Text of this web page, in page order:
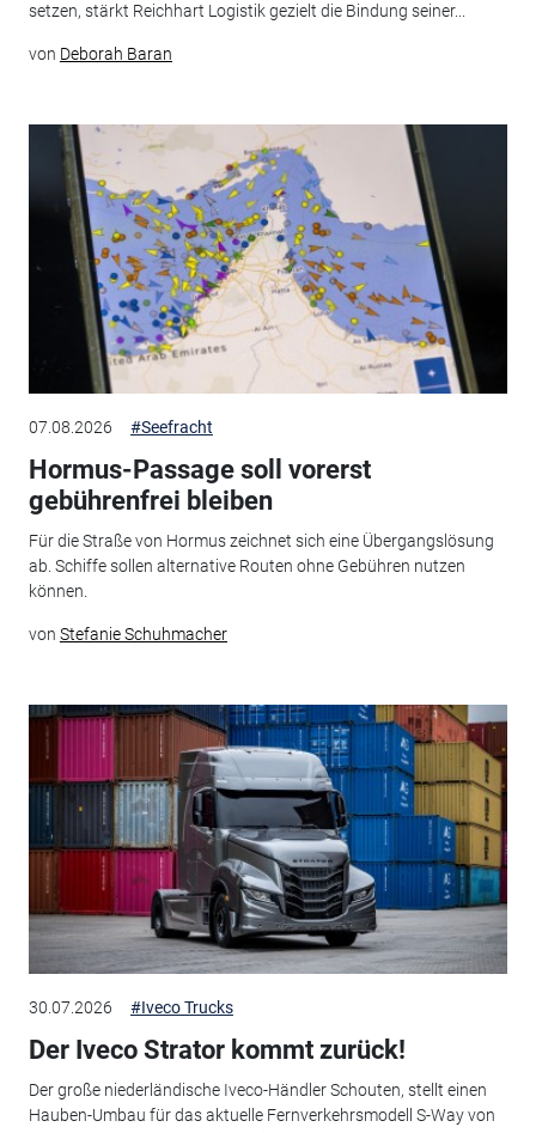
setzen, stärkt Reichhart Logistik gezielt die Bindung seiner...
von Deborah Baran
07.08.2026 #Seefracht
Hormus-Passage soll vorerst
gebührenfrei bleiben
Für die Straße von Hormus zeichnet sich eine Übergangslösung
ab. Schiffe sollen alternative Routen ohne Gebühren nutzen
können.
von Stefanie Schuhmacher
30.07.2026 #Iveco Trucks
Der Iveco Strator kommt zurück!
Der große niederländische Iveco-Händler Schouten, stellt einen
Hauben-Umbau für das aktuelle Fernverkehrsmodell S-Way von